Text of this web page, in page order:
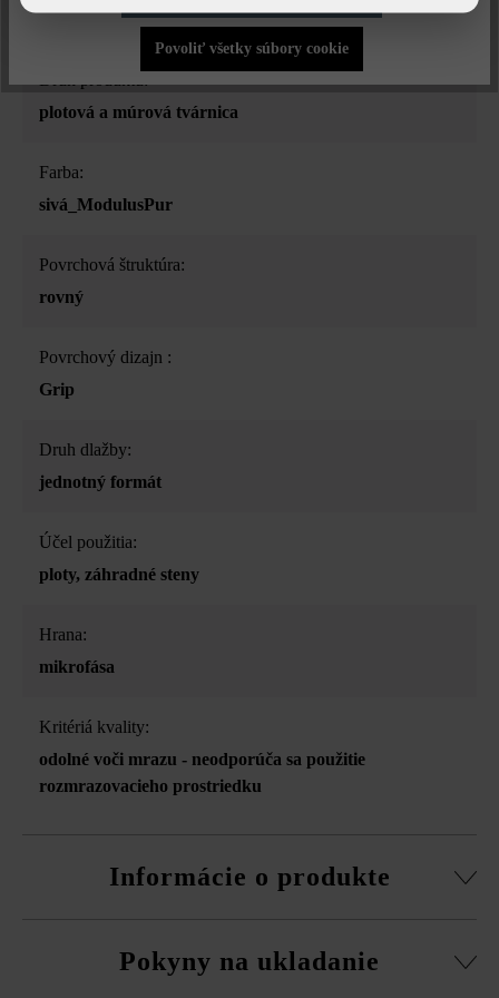
plotová a múrová tvárnica
Farba:
sivá_ModulusPur
Povrchová štruktúra:
rovný
Povrchový dizajn :
Grip
Druh dlažby:
jednotný formát
Účel použitia:
ploty, záhradné steny
Hrana:
mikrofása
Kritériá kvality:
odolné voči mrazu - neodporúča sa použitie
rozmrazovacieho prostriedku
Informácie o produkte
kamene, súpravy rohových kociek a vrchná doska.
Pokyny na ukladanie
Povoliť všetky súbory cookie